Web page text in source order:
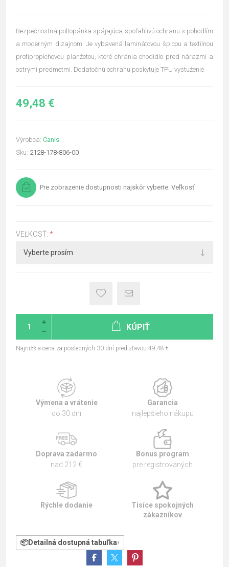
Bezpečnostná poltopánka spájajúca spoľahlivú ochranu s pohodlím
a moderným dizajnom. Je vybavená laminátovou špicou a textilnou
protipropichovou planžetou, ktoré chránia chodidlo pred nárazmi a
ostrými predmetmi. Dodatočnú ochranu poskytuje TPU vystuženie
49,48 €
Výrobca: Canis
Sku: 2128-178-806-00
Pre zobrazenie dostupnosti najskôr vyberte: Veľkosť
VEĽKOSŤ: *
KÚPIŤ
Najnižšia cena za posledných 30 dní pred zľavou:49,48 €
Výmena a vrátenie
do 30 dní
Garancia
najlepšieho nákupu
Doprava zadarmo
nad 212 €
Bonus program
pre registrovaných
Rýchle dodanie
Tisíce spokojných
zákazníkov
Detailná dostupná tabuľka